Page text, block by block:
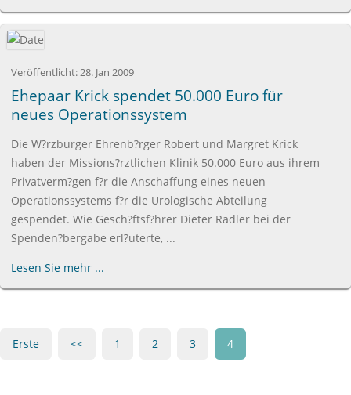
Veröffentlicht:28. Jan 2009
Ehepaar Krick spendet 50.000 Euro für
neues Operationssystem
Die W?rzburger Ehrenb?rger Robert und Margret Krick
haben der Missions?rztlichen Klinik 50.000 Euro aus ihrem
Privatverm?gen f?r die Anschaffung eines neuen
Operationssystems f?r die Urologische Abteilung
gespendet. Wie Gesch?ftsf?hrer Dieter Radler bei der
Spenden?bergabe erl?uterte, ...
Lesen Sie mehr ...
Erste << 1 2 3 4